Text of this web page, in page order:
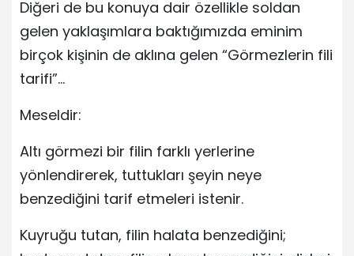
Diğeri de bu konuya dair özellikle soldan
gelen yaklaşımlara baktığımızda eminim
birçok kişinin de aklına gelen “Görmezlerin fili
tarifi”…
Meseldir:
Altı görmezi bir filin farklı yerlerine
yönlendirerek, tuttukları şeyin neye
benzediğini tarif etmeleri istenir.
Kuyruğu tutan, filin halata benzediğini;